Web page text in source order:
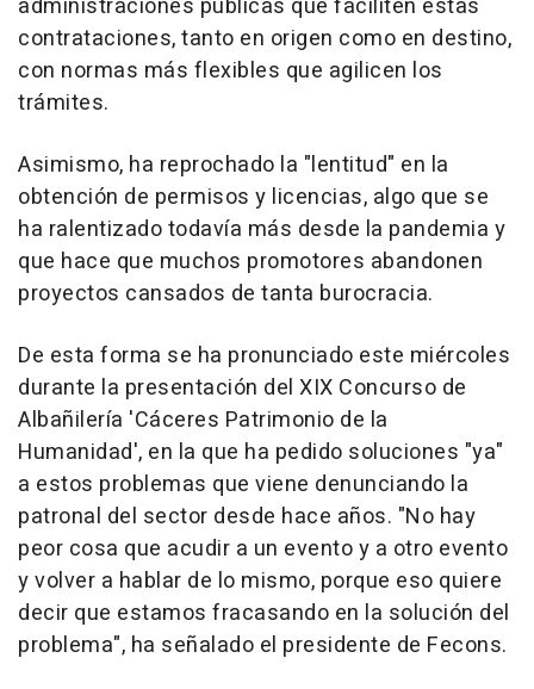
administraciones públicas que faciliten estas
contrataciones, tanto en origen como en destino,
con normas más flexibles que agilicen los
trámites.
Asimismo, ha reprochado la "lentitud" en la
obtención de permisos y licencias, algo que se
ha ralentizado todavía más desde la pandemia y
que hace que muchos promotores abandonen
proyectos cansados de tanta burocracia.
De esta forma se ha pronunciado este miércoles
durante la presentación del XIX Concurso de
Albañilería 'Cáceres Patrimonio de la
Humanidad', en la que ha pedido soluciones "ya"
a estos problemas que viene denunciando la
patronal del sector desde hace años. "No hay
peor cosa que acudir a un evento y a otro evento
y volver a hablar de lo mismo, porque eso quiere
decir que estamos fracasando en la solución del
problema", ha señalado el presidente de Fecons.